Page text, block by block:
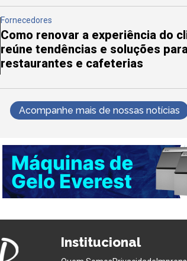
Fornecedores
Como renovar a experiência do
reúne tendências e soluções
restaurantes e cafeterias
Acompanhe mais de nossas notícias
Institucional